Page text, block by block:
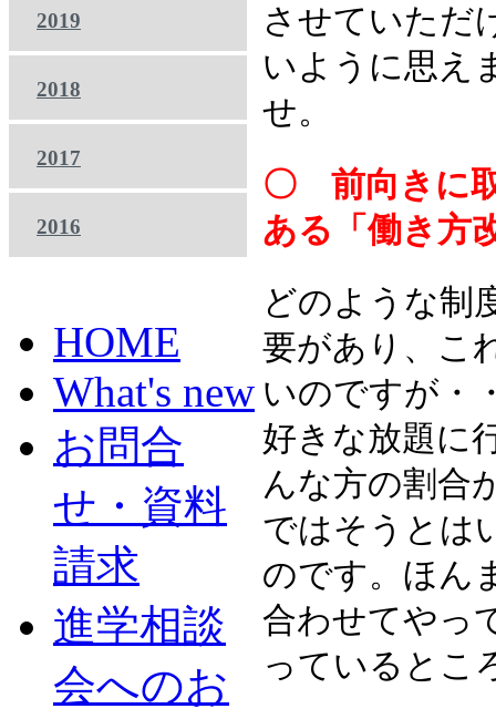
2019
2018
2017
2016
させていただ
いように思え
せ。
〇 前向きに
ある「働き方
どのような制
要があり、こ
いのですが・
好きな放題に
んな方の割合
ではそうとは
のです。ほん
合わせてやっ
っているとこ
HOME
What's new
お問合
せ・資料
請求
進学相談
会へのお